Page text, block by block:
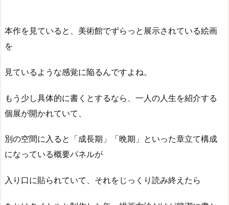
本作を見ていると、美術館でずらっと展示されている絵画
を
見ているような感覚に陥るんですよね。
もう少し具体的に書くとするなら、一人の人生を紹介する
個展が開かれていて、
別の空間に入ると「成長期」「晩期」といった章立て構成
になっている概要パネルが
入り口に貼られていて、それをじっくり読み終えたら